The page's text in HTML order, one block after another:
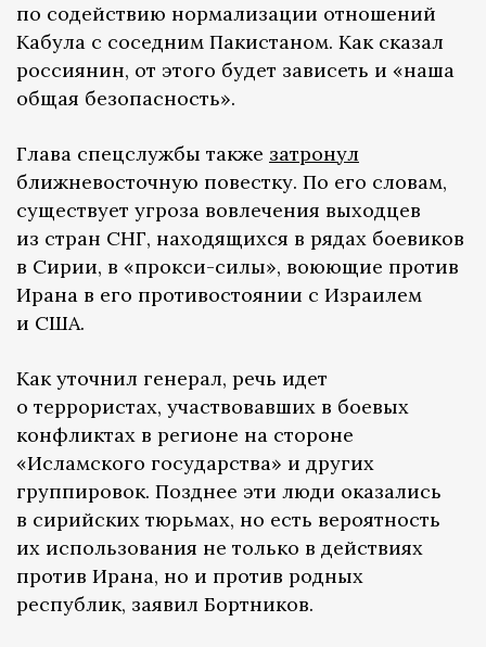
по содействию нормализации отношений
Кабула с соседним Пакистаном. Как сказал
россиянин, от этого будет зависеть и «наша
общая безопасность».
Глава спецслужбы также затронул
ближневосточную повестку. По его словам,
существует угроза вовлечения выходцев
из стран СНГ, находящихся в рядах боевиков
в Сирии, в «прокси-силы», воюющие против
Ирана в его противостоянии с Израилем
и США.
Как уточнил генерал, речь идет
о террористах, участвовавших в боевых
конфликтах в регионе на стороне
«Исламского государства» и других
группировок. Позднее эти люди оказались
в сирийских тюрьмах, но есть вероятность
их использования не только в действиях
против Ирана, но и против родных
республик, заявил Бортников.